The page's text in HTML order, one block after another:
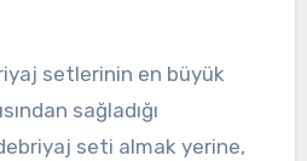
setlerinin en büyük
sağladığı
seti almak yerine,